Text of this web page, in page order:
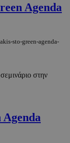
Agenda
sto-green-agenda-
στην
Agenda